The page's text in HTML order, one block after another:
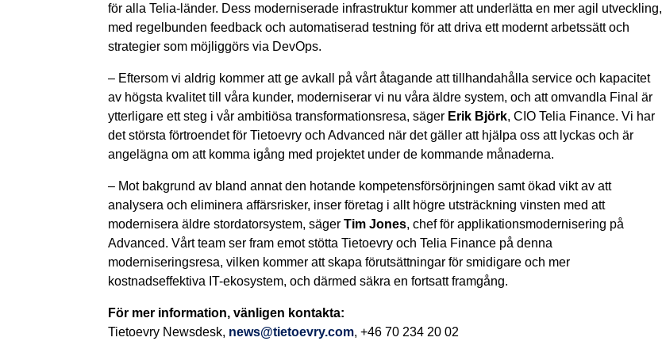
för alla Telia-länder. Dess moderniserade infrastruktur kommer att underlätta en mer agil utveckling,
med regelbunden feedback och automatiserad testning för att driva ett modernt arbetssätt och
strategier som möjliggörs via DevOps.
– Eftersom vi aldrig kommer att ge avkall på vårt åtagande att tillhandahålla service och kapacitet
av högsta kvalitet till våra kunder, moderniserar vi nu våra äldre system, och att omvandla Final är
ytterligare ett steg i vår ambitiösa transformationsresa, säger Erik Björk, CIO Telia Finance. Vi har
det största förtroendet för Tietoevry och Advanced när det gäller att hjälpa oss att lyckas och är
angelägna om att komma igång med projektet under de kommande månaderna.
– Mot bakgrund av bland annat den hotande kompetensförsörjningen samt ökad vikt av att
analysera och eliminera affärsrisker, inser företag i allt högre utsträckning vinsten med att
modernisera äldre stordatorsystem, säger Tim Jones, chef för applikationsmodernisering på
Advanced. Vårt team ser fram emot stötta Tietoevry och Telia Finance på denna
moderniseringsresa, vilken kommer att skapa förutsättningar för smidigare och mer
kostnadseffektiva IT-ekosystem, och därmed säkra en fortsatt framgång.
För mer information, vänligen kontakta:
Tietoevry Newsdesk, news@tietoevry.com, +46 70 234 20 02